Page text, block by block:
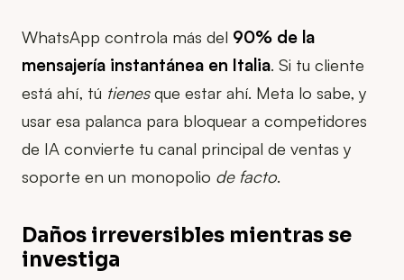
WhatsApp controla más del 90% de la
mensajería instantánea en Italia. Si tu cliente
está ahí, tú tienesque estar ahí. Meta lo sabe, y
usar esa palanca para bloquear a competidores
de IA convierte tu canal principal de ventas y
soporte en un monopolio de facto.
Daños irreversibles mientras se
investiga